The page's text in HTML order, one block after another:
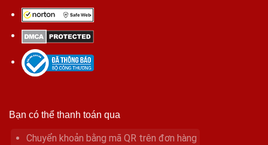
Bạn có thể thanh toán qua
Chuyển khoản bằng mã QR trên đơn hàng